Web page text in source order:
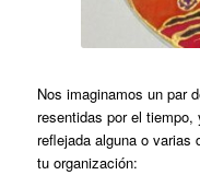
Nos imaginamos un par
resentidas por el
reflejada alguna o varias
tu organización: